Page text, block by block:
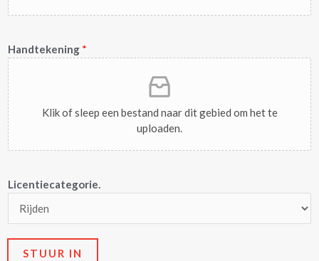
Handtekening *
Klik of sleep een bestand naar dit gebied om het te
uploaden.
Licentiecategorie.
STUUR IN